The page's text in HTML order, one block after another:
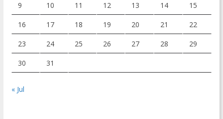
9 10 11 12 13 14 15
16 17 18 19 20 21 22
23 24 25 26 27 28 29
30 31
« Jul